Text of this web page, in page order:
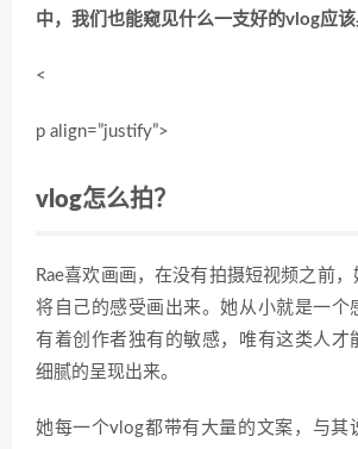
中，我们也能窥见什么一支好的vlog应该
<
p align=”justify”>
vlog怎么拍？
Rae喜欢画画，在没有拍摄短视频之前
将自己的感受画出来。她从小就是一个
有着创作者独有的敏感，唯有这类人才
细腻的呈现出来。
她每一个vlog都带有大量的文案，与其